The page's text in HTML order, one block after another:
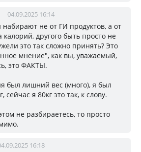
04.09.2025 16:14
не от ГИ продуктов, а от
другого быть просто не
это так сложно принять? Это
мнение", как вы, уважаемый,
это ФАКТЫ.
был лишний вес (много), я был
сейчас я 80кг это так, к слову.
не разбираетесь, то просто
16:18